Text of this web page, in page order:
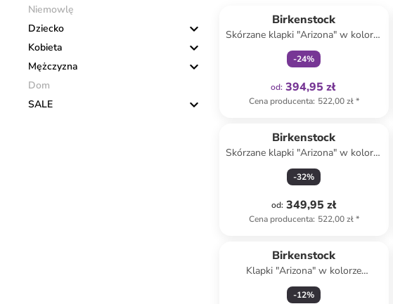
Niemowlę
Dziecko
Kobieta
Mężczyzna
Dom
SALE
Birkenstock
Skórzane klapki "Arizona" w kolorze
brązowym
-24%
od: 394,95 zł
Cena producenta: 522,00 zł*
Birkenstock
Skórzane klapki "Arizona" w kolorze
czarnym
-32%
od: 349,95 zł
Cena producenta: 522,00 zł*
Birkenstock
Klapki "Arizona" w kolorze
granatowym
-12%